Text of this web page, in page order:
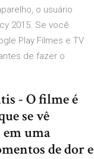
o usuário
2015. Se você
Play Filmes e TV
de fazer o
- O filme é
se vê
uma
de dor e